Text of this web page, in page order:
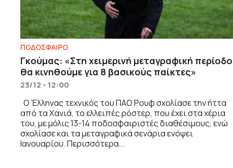
ΠΟΔΟΣΦΑΙΡΟ
Γκούμας: «Στη χειμερινή μεταγραφική περίοδο
θα κινηθούμε για 8 βασικούς παίκτες»
23/12 - 12:00
Ο Έλληνας τεχνικός του ΠΑΟ Ρουφ σχολίασε την ήττα
από τα Χανιά, το ελλειπές ρόστερ, που έχει στα χέρια
του, με μόλις 13-14 ποδοσφαιριστές διαθέσιμους, ενώ
σχολίασε και τα μεταγραφικά σενάρια ενόψει
Ιανουαρίου. Περισσότερα...